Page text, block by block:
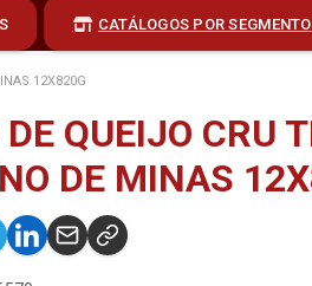
CATÁLOGOS POR SEGMENTO
12X820G
DE QUEIJO CRU
DE MINAS